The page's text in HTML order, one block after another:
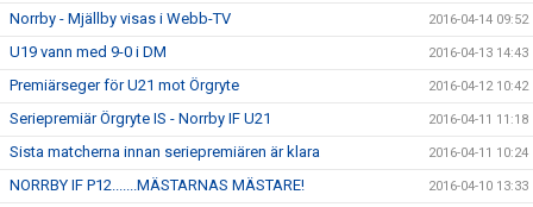
Norrby - Mjällby visas i Webb-TV 2016-04-14 09:52
U19 vann med 9-0 i DM 2016-04-13 14:43
Premiärseger för U21 mot Örgryte 2016-04-12 10:42
Seriepremiär Örgryte IS - Norrby IF U21 2016-04-11 11:18
Sista matcherna innan seriepremiären är klara 2016-04-11 10:24
NORRBY IF P12.......MÄSTARNAS MÄSTARE! 2016-04-10 13:33